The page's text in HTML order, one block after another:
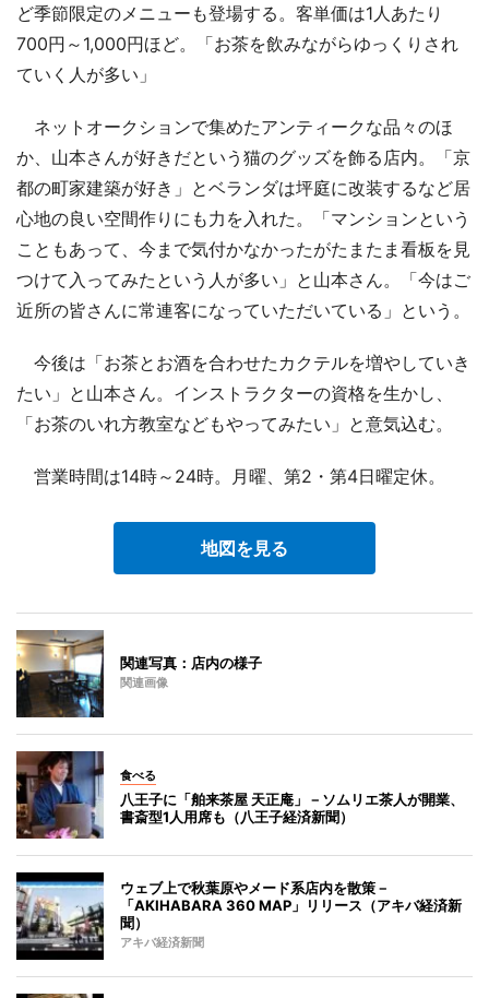
ど季節限定のメニューも登場する。客単価は1人あたり
700円～1,000円ほど。「お茶を飲みながらゆっくりされ
ていく人が多い」
ネットオークションで集めたアンティークな品々のほ
か、山本さんが好きだという猫のグッズを飾る店内。「京
都の町家建築が好き」とベランダは坪庭に改装するなど居
心地の良い空間作りにも力を入れた。「マンションという
こともあって、今まで気付かなかったがたまたま看板を見
つけて入ってみたという人が多い」と山本さん。「今はご
近所の皆さんに常連客になっていただいている」という。
今後は「お茶とお酒を合わせたカクテルを増やしていき
たい」と山本さん。インストラクターの資格を生かし、
「お茶のいれ方教室などもやってみたい」と意気込む。
営業時間は14時～24時。月曜、第2・第4日曜定休。
地図を見る
関連写真：店内の様子
関連画像
食べる
八王子に「舶来茶屋 天正庵」－ソムリエ茶人が開業、
書斎型1人用席も（八王子経済新聞）
ウェブ上で秋葉原やメード系店内を散策－
「AKIHABARA 360 MAP」リリース（アキバ経済新
聞）
アキバ経済新聞